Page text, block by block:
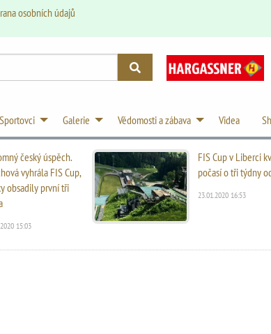
osobních údajů
Sportovci Galerie Vědomosti a zábava Videa
český úspěch.
vyhrála FIS Cup,
obsadily první tři
15:03
FIS Cup v Liberci
počasí o tři týdny
23.01.2020 16:53